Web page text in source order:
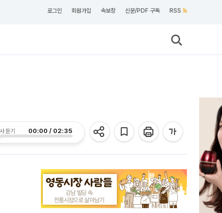
로그인 회원가입 속보창 신문/PDF 구독 RSS
듣기 00:00 / 02:35